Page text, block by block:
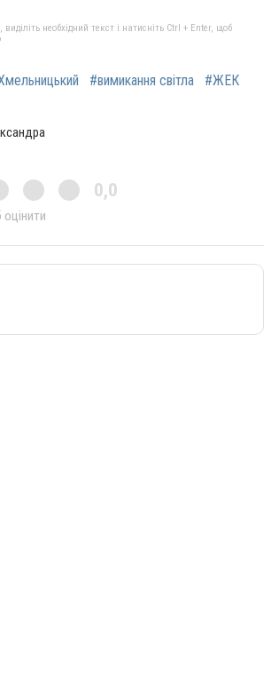
необхідний текст і натисніть Ctrl + Enter, щоб
#вимикання світла #ЖЕК
0,0